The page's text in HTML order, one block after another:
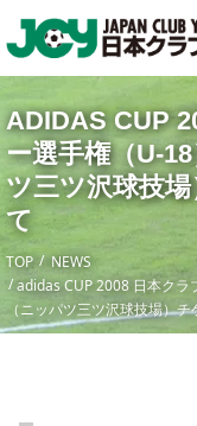
ADIDAS CUP
ー選手権（U-
ツ三ツ沢球技
て
TOP
NEWS
adidas CUP 2008 日本クラ
（ニッパツ三ツ沢球技場）